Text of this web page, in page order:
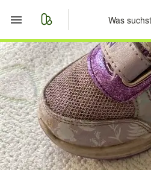
Start
Merkliste
Nachrichten
Anzeige aufgeben